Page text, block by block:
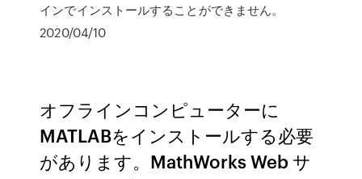
インでインストールすることができません。
2020/04/10
オフラインコンピューターに
MATLABをインストールする必要
があります。MathWorks Web サ